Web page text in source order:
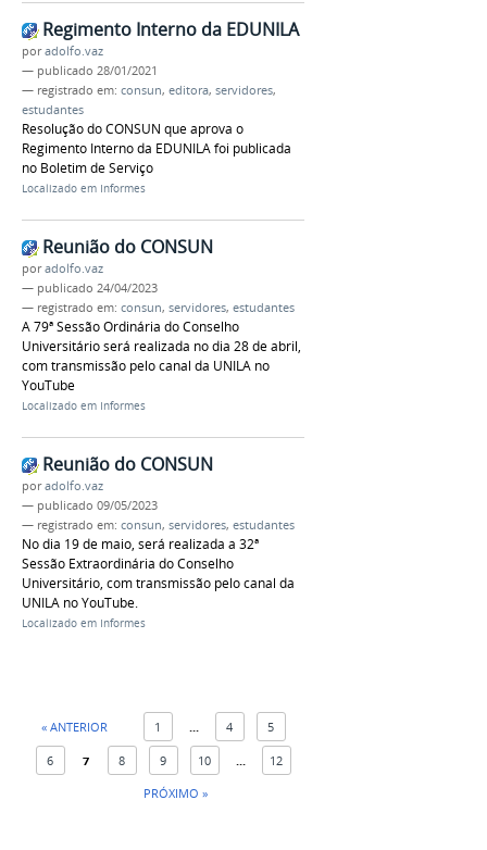
Regimento Interno da EDUNILA
poradolfo.vaz
— publicado 28/01/2021
— registrado em: consun, editora, servidores,
estudantes
Resolução do CONSUN que aprova o
Regimento Interno da EDUNILA foi publicada
no Boletim de Serviço
Localizado em Informes
Reunião do CONSUN
poradolfo.vaz
— publicado 24/04/2023
— registrado em: consun, servidores, estudantes
A 79ª Sessão Ordinária do Conselho
Universitário será realizada no dia 28 de abril,
com transmissão pelo canal da UNILA no
YouTube
Localizado em Informes
Reunião do CONSUN
poradolfo.vaz
— publicado 09/05/2023
— registrado em: consun, servidores, estudantes
No dia 19 de maio, será realizada a 32ª
Sessão Extraordinária do Conselho
Universitário, com transmissão pelo canal da
UNILA no YouTube.
Localizado em Informes
« ANTERIOR 1 4 5
6 7 8 9 10
12
PRÓXIMO »